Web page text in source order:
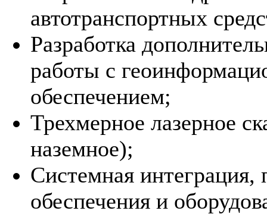
автотранспортных
Разработка
работы с
обеспечением;
Трехмерное лазерное
наземное);
Системная интеграция,
обеспечения и